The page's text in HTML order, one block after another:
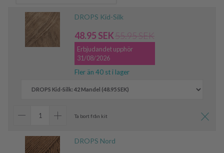
DROPS Kid-Silk
48.95 SEK55.95 SEK
Erbjudandet upphör
31/08/2026
Fler än 40 st i lager
Ta bort från kit
DROPS Nord